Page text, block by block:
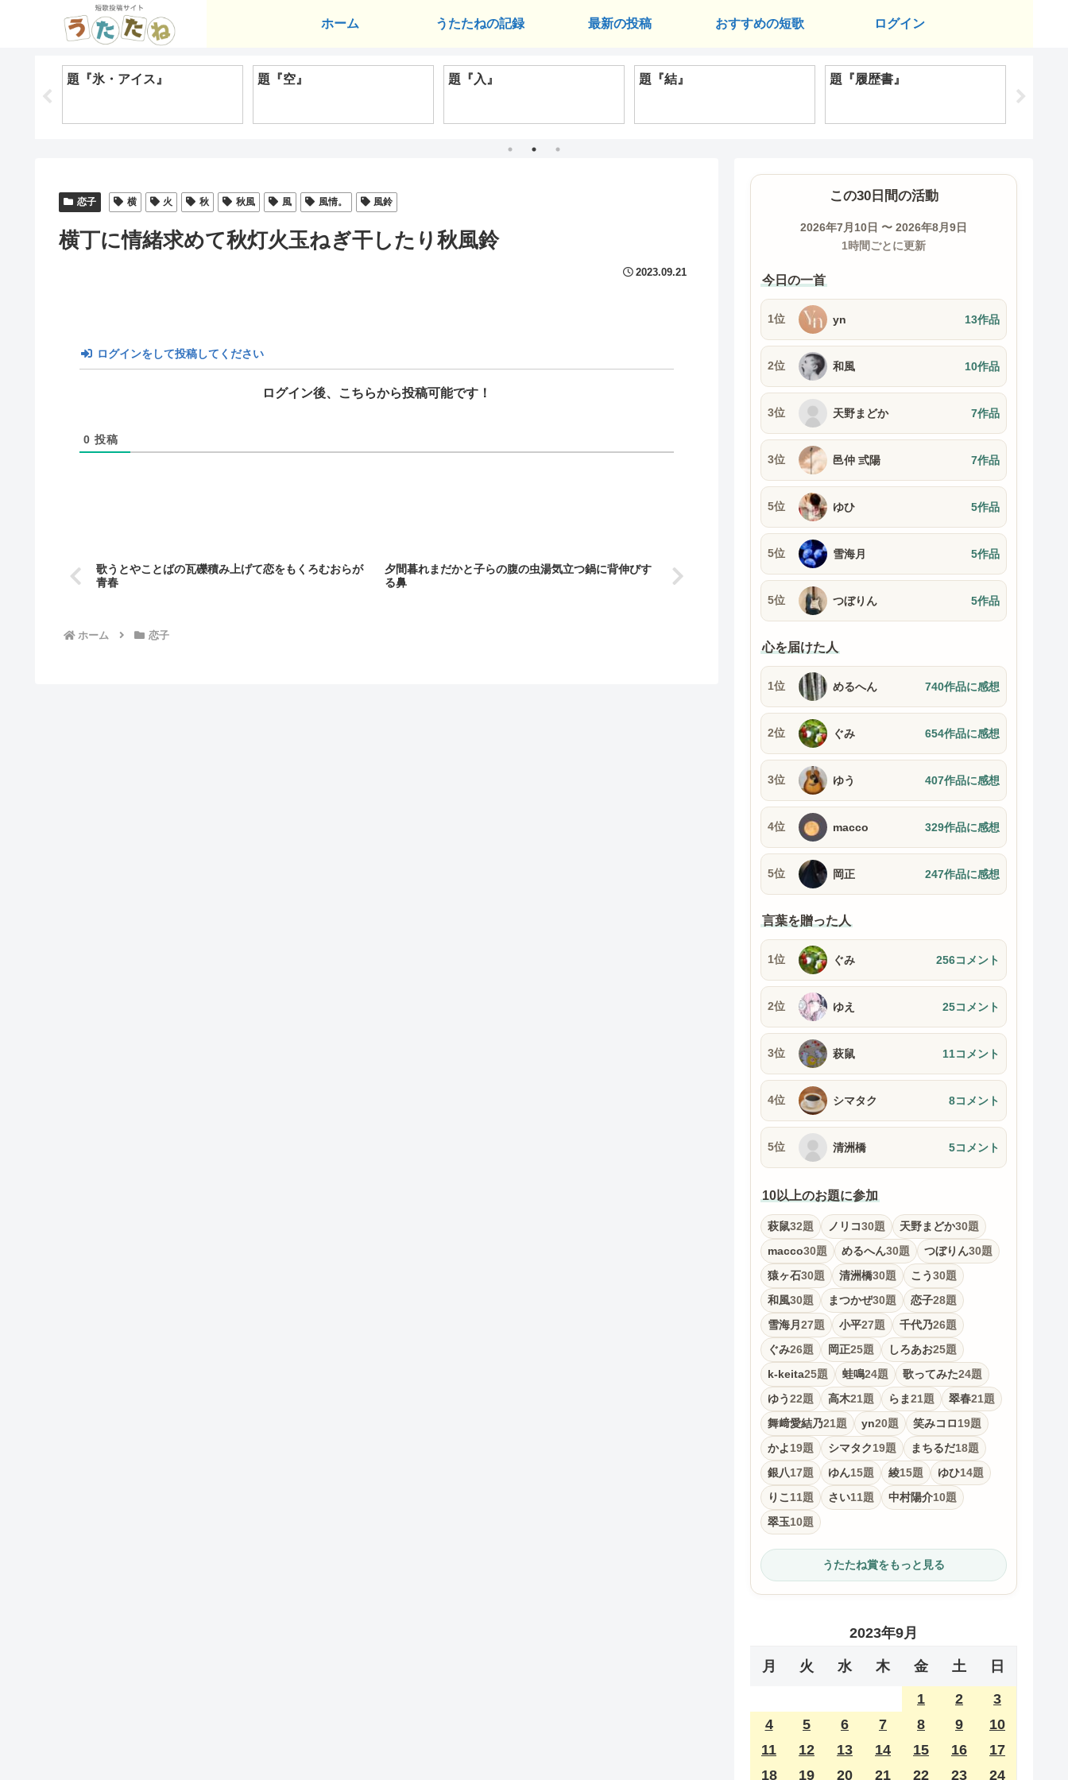
ホーム うたたねの記録 最新の投稿 おすすめの短歌 ログイン
題『氷・アイス』 題『空』 題『入』 題『結』 題『履歴書』
恋子 横 火 秋 秋風 風 風情。 風鈴
横丁に情緒求めて秋灯火玉ねぎ干したり秋風鈴
2023.09.21
ログインをして投稿してください
ログイン後、こちらから投稿可能です！
0 投稿
歌うとやことばの瓦礫積み上げて恋をもくろむおらが
青春
夕間暮れまだかと子らの腹の虫湯気立つ鍋に背伸びす
る鼻
ホーム 恋子
この30日間の活動
2026年7月10日 〜 2026年8月9日
1時間ごとに更新
今日の一首
1位 yn 13作品
2位 和風 10作品
3位 天野まどか 7作品
3位 邑仲 弎陽 7作品
5位 ゆひ 5作品
5位 雪海月 5作品
5位 つぼりん 5作品
心を届けた人
1位 めるへん 740作品に感想
2位 ぐみ 654作品に感想
3位 ゆう 407作品に感想
4位 macco 329作品に感想
5位 岡正 247作品に感想
言葉を贈った人
1位 ぐみ 256コメント
2位 ゆえ 25コメント
3位 萩鼠 11コメント
4位 シマタク 8コメント
5位 清洲橋 5コメント
10以上のお題に参加
萩鼠32題 ノリコ30題 天野まどか30題
macco30題 めるへん30題 つぼりん30題
猿ヶ石30題 清洲橋30題 こう30題
和風30題 まつかぜ30題 恋子28題
雪海月 27題 小平27題 千代乃26題
ぐみ26題 岡正25題 しろあお25題
k-keita25題 蛙鳴24題 歌ってみた24題
ゆう22題 高木21題 らま21題 翠春21題
舞﨑愛結乃21題 yn20題 笑みコロ19題
かよ19題 シマタク19題 まちるだ18題
銀八17題 ゆん15題 綾15題 ゆひ14題
りこ 11題 さい11題 中村陽介10題
翠玉10題
うたたね賞をもっと見る
2023年9月
月 火 水 木 金 土 日
1 2
3
4
5 6 7 8 9
10
11
12 13 14 15 16
17
18
19 20 21 22 23 24